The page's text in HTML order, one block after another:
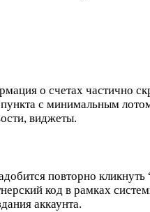
о счетах частично
с минимальным
виджеты.
повторно кликнуть
код в рамках
аккаунта.